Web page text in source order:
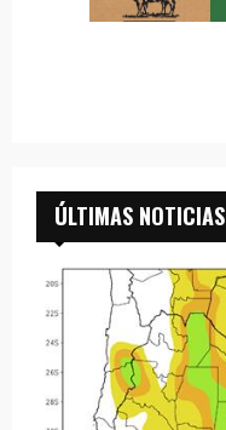
ÚLTIMAS NOTICIAS